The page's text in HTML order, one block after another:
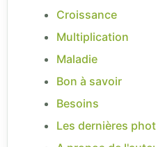
Croissance
Multiplication
Maladie
Bon à savoir
Besoins
Les dernières